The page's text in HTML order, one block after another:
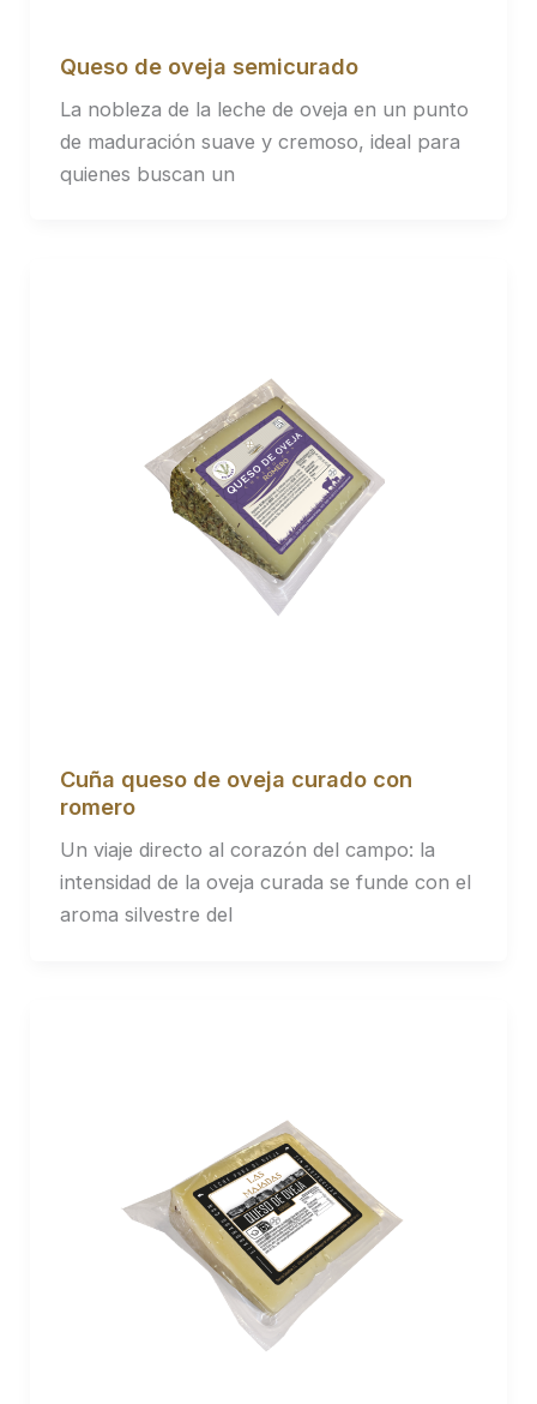
Queso de oveja semicurado
La nobleza de la leche de oveja en un punto
de maduración suave y cremoso, ideal para
quienes buscan un
Cuña queso de oveja curado con
romero
Un viaje directo al corazón del campo: la
intensidad de la oveja curada se funde con el
aroma silvestre del